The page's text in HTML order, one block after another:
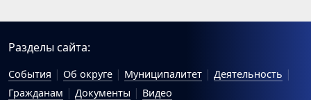
Разделы сайта:
События Об округе Муниципалитет
Деятельность
Гражданам
Документы Видео